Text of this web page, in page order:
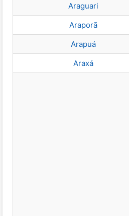
Araguari
Araporã
Arapuá
Araxá